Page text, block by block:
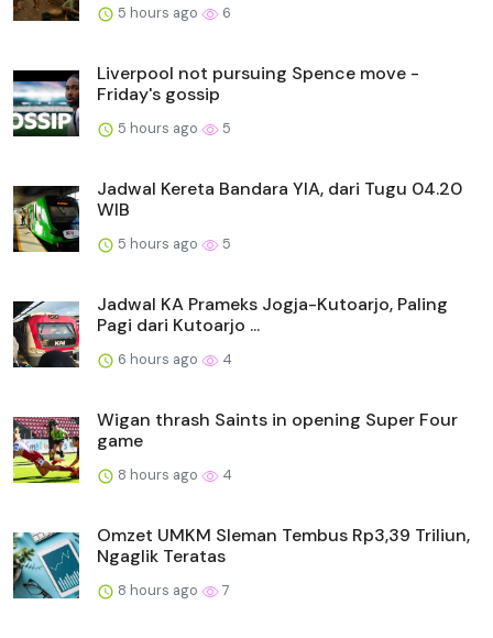
5 hours ago 6
Liverpool not pursuing Spence move -
Friday's gossip
5 hours ago 5
Jadwal Kereta Bandara YIA, dari Tugu 04.20
WIB
5 hours ago 5
Jadwal KA Prameks Jogja-Kutoarjo, Paling
Pagi dari Kutoarjo ...
6 hours ago 4
Wigan thrash Saints in opening Super Four
game
8 hours ago 4
Omzet UMKM Sleman Tembus Rp3,39 Triliun,
Ngaglik Teratas
8 hours ago 7